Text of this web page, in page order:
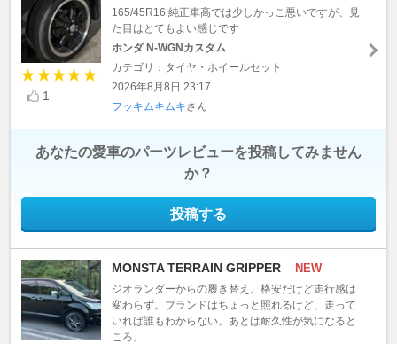
1
165/45R16 純正車高では少しかっこ悪いですが、見
た目はとてもよい感じです
ホンダ N-WGNカスタム
カテゴリ：タイヤ・ホイールセット
2026年8月8日 23:17
フッキムキムキさん
あなたの愛車のパーツレビューを投稿してみません
か？
投稿する
MONSTA TERRAIN GRIPPER NEW
ジオランダーからの履き替え。格安だけど走行感は
変わらず。ブランドはちょっと照れるけど、走って
いれば誰もわからない。あとは耐久性が気になると
ころ。